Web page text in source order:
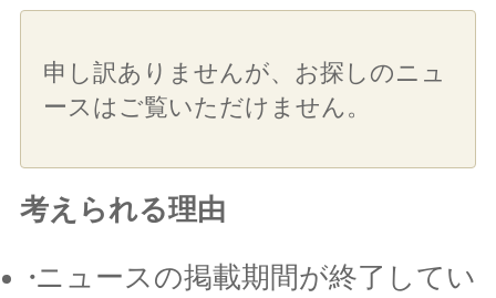
申し訳ありませんが、お探しのニュ
ースはご覧いただけません。
考えられる理由
ニュースの掲載期間が終了してい